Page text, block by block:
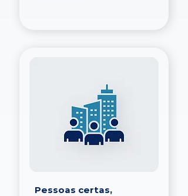
Pessoas certas,